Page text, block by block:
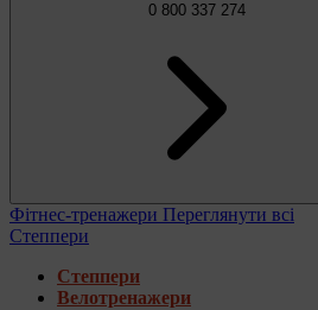
0 800 337 274
Фітнес-тренажери Переглянути всі
Степпери
Степпери
Велотренажери